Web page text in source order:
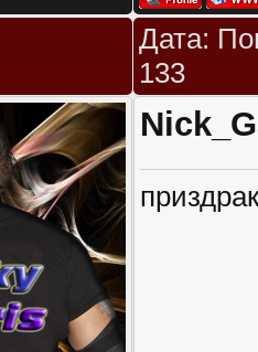
Дата:
133